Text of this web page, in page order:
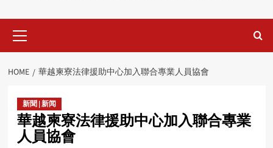
Menu
HOME 華越柬寮法律援助中心加入聯合專業人員協會
新聞 | 新闻
華越柬寮法律援助中心加入聯合專業
人員協會